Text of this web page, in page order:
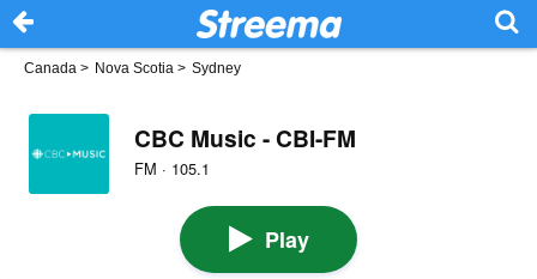
Canada > Nova Scotia > Sydney
CBC Music - CBI-FM
FM · 105.1
Play